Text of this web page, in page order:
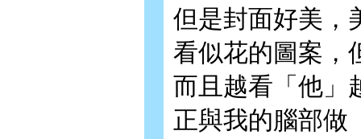
但是封面好美，
看似花的圖案，
而且越看「他
正與我的腦部做